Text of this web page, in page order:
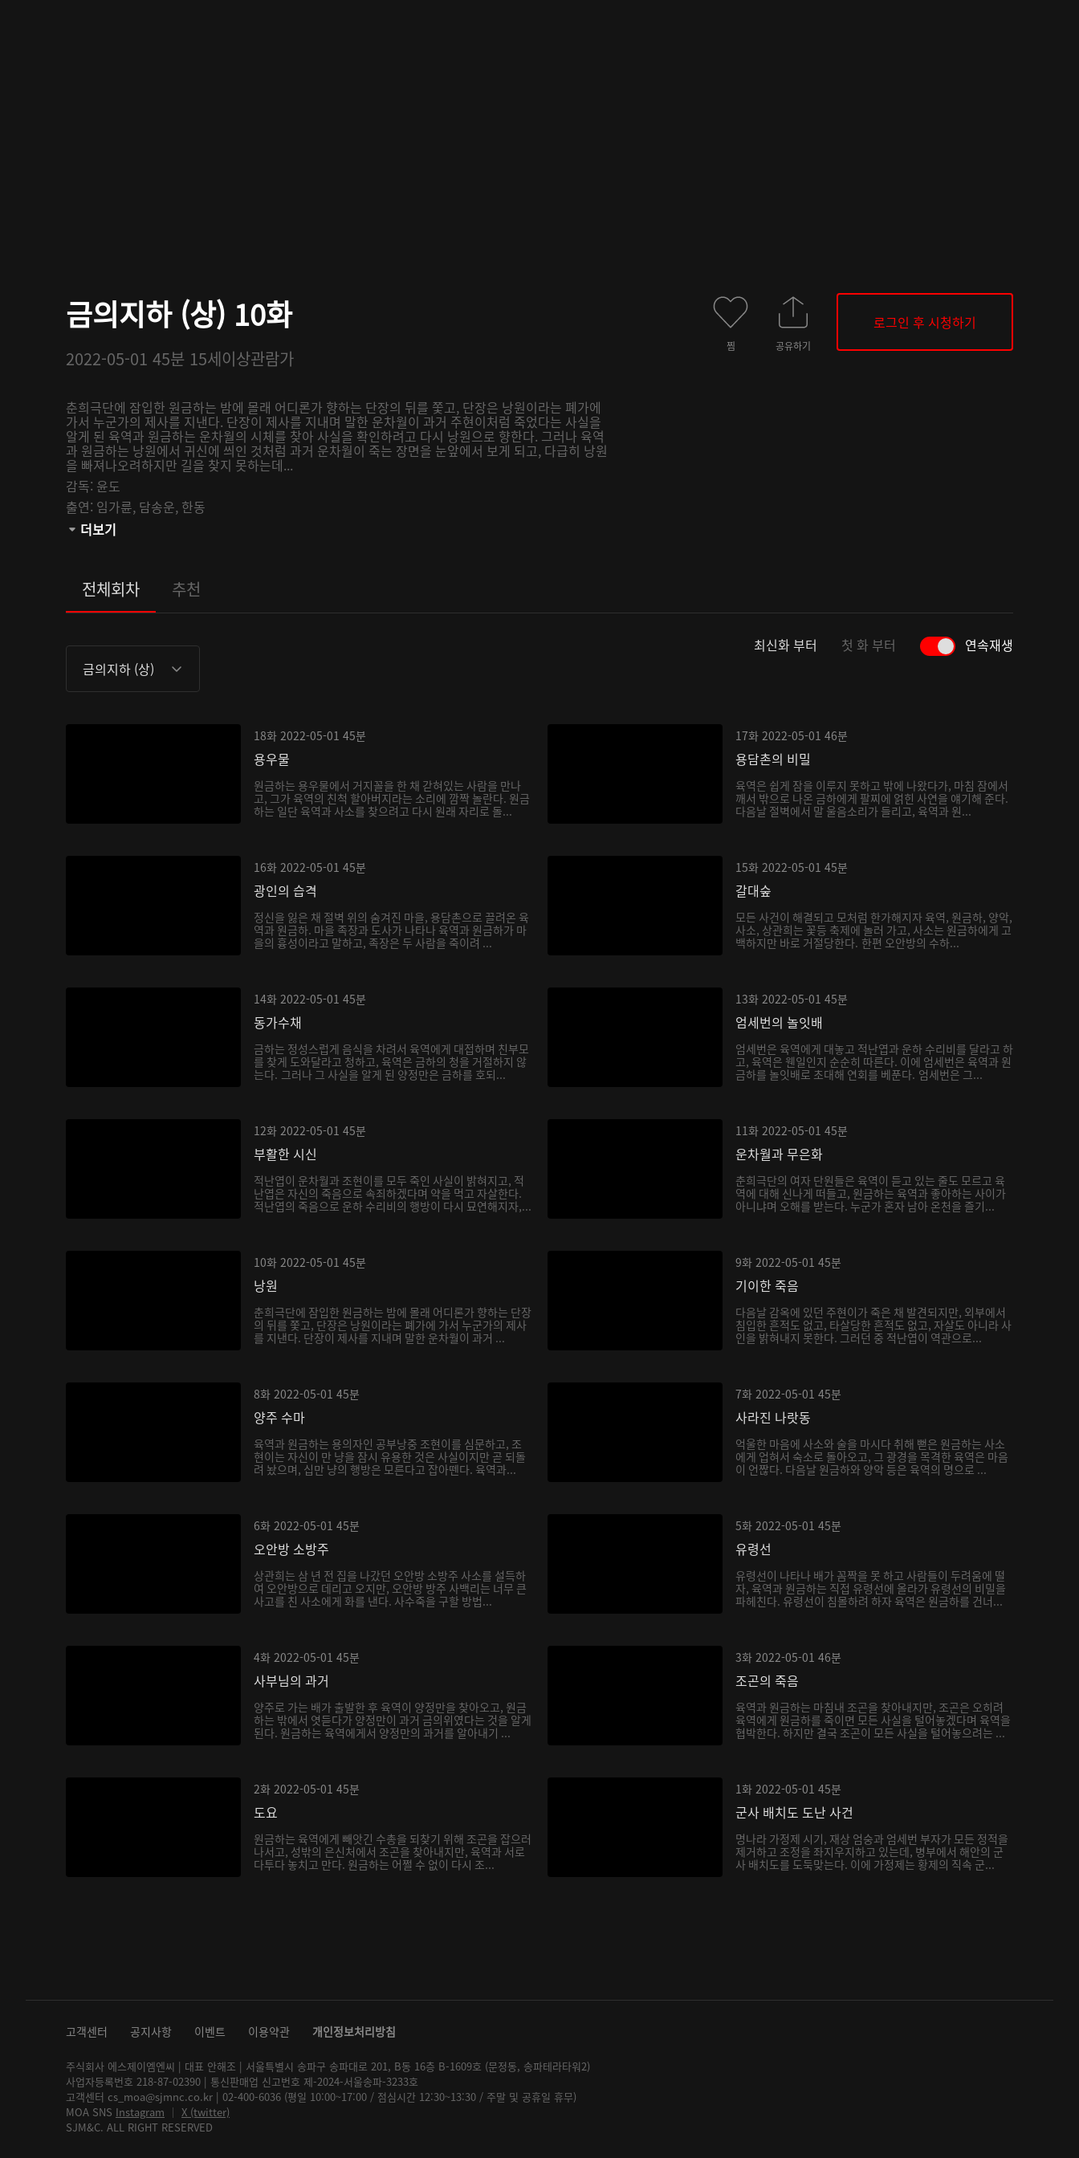
금의지하 (상) 10화
2022-05-01 45분 15세이상관람가
춘희극단에 잠입한 원금하는 밤에 몰래 어디론가 향하는 단장의 뒤를 쫓고, 단장은 낭원이라는 폐가에
가서 누군가의 제사를 지낸다. 단장이 제사를 지내며 말한 운차월이 과거 주현이처럼 죽었다는 사실을
알게 된 육역과 원금하는 운차월의 시체를 찾아 사실을 확인하려고 다시 낭원으로 향한다. 그러나 육역
과 원금하는 낭원에서 귀신에 씌인 것처럼 과거 운차월이 죽는 장면을 눈앞에서 보게 되고, 다급히 낭원
을 빠져나오려하지만 길을 찾지 못하는데...
감독: 윤도
출연: 임가륜, 담송운, 한동
관람등급:
더보기
찜 공유하기
로그인 후 시청하기
전체회차 추천
금의지하 (상)
최신화 부터 첫 화 부터 연속재생
18화 2022-05-01 45분
용우물
원금하는 용우물에서 거지꼴을 한 채 갇혀있는 사람을 만나
고, 그가 육역의 친척 할아버지라는 소리에 깜짝 놀란다. 원금
하는 일단 육역과 사소를 찾으려고 다시 원래 자리로 돌...
17화 2022-05-01 46분
용담촌의 비밀
육역은 쉽게 잠을 이루지 못하고 밖에 나왔다가, 마침 잠에서
깨서 밖으로 나온 금하에게 팔찌에 얽힌 사연을 얘기해 준다.
다음날 절벽에서 말 울음소리가 들리고, 육역과 원...
16화 2022-05-01 45분
광인의 습격
정신을 잃은 채 절벽 위의 숨겨진 마을, 용담촌으로 끌려온 육
역과 원금하. 마을 족장과 도사가 나타나 육역과 원금하가 마
을의 흉성이라고 말하고, 족장은 두 사람을 죽이려 ...
15화 2022-05-01 45분
갈대숲
모든 사건이 해결되고 모처럼 한가해지자 육역, 원금하, 양악,
사소, 상관희는 꽃등 축제에 놀러 가고, 사소는 원금하에게 고
백하지만 바로 거절당한다. 한편 오안방의 수하...
14화 2022-05-01 45분
동가수채
금하는 정성스럽게 음식을 차려서 육역에게 대접하며 친부모
를 찾게 도와달라고 청하고, 육역은 금하의 청을 거절하지 않
는다. 그러나 그 사실을 알게 된 양정만은 금하를 호되...
13화 2022-05-01 45분
엄세번의 놀잇배
엄세번은 육역에게 대놓고 적난엽과 운하 수리비를 달라고 하
고, 육역은 웬일인지 순순히 따른다. 이에 엄세번은 육역과 원
금하를 놀잇배로 초대해 연회를 베푼다. 엄세번은 그...
12화 2022-05-01 45분
부활한 시신
적난엽이 운차월과 조현이를 모두 죽인 사실이 밝혀지고, 적
난엽은 자신의 죽음으로 속죄하겠다며 약을 먹고 자살한다.
적난엽의 죽음으로 운하 수리비의 행방이 다시 묘연해지자,...
11화 2022-05-01 45분
운차월과 무은화
춘희극단의 여자 단원들은 육역이 듣고 있는 줄도 모르고 육
역에 대해 신나게 떠들고, 원금하는 육역과 좋아하는 사이가
아니냐며 오해를 받는다. 누군가 혼자 남아 온천을 즐기...
10화 2022-05-01 45분
낭원
춘희극단에 잠입한 원금하는 밤에 몰래 어디론가 향하는 단장
의 뒤를 쫓고, 단장은 낭원이라는 폐가에 가서 누군가의 제사
를 지낸다. 단장이 제사를 지내며 말한 운차월이 과거 ...
9화 2022-05-01 45분
기이한 죽음
다음날 감옥에 있던 주현이가 죽은 채 발견되지만, 외부에서
침입한 흔적도 없고, 타살당한 흔적도 없고, 자살도 아니라 사
인을 밝혀내지 못한다. 그러던 중 적난엽이 역관으로...
8화 2022-05-01 45분
양주 수마
육역과 원금하는 용의자인 공부낭중 조현이를 심문하고, 조
현이는 자신이 만 냥을 잠시 유용한 것은 사실이지만 곧 되돌
려 놨으며, 십만 냥의 행방은 모른다고 잡아뗀다. 육역과...
7화 2022-05-01 45분
사라진 나랏동
억울한 마음에 사소와 술을 마시다 취해 뻗은 원금하는 사소
에게 업혀서 숙소로 돌아오고, 그 광경을 목격한 육역은 마음
이 언짢다. 다음날 원금하와 양악 등은 육역의 명으로 ...
6화 2022-05-01 45분
오안방 소방주
상관희는 삼 년 전 집을 나갔던 오안방 소방주 사소를 설득하
여 오안방으로 데리고 오지만, 오안방 방주 사백리는 너무 큰
사고를 친 사소에게 화를 낸다. 사수죽을 구할 방법...
5화 2022-05-01 45분
유령선
유령선이 나타나 배가 꼼짝을 못 하고 사람들이 두려움에 떨
자, 육역과 원금하는 직접 유령선에 올라가 유령선의 비밀을
파헤친다. 유령선이 침몰하려 하자 육역은 원금하를 건너...
4화 2022-05-01 45분
사부님의 과거
양주로 가는 배가 출발한 후 육역이 양정만을 찾아오고, 원금
하는 밖에서 엿듣다가 양정만이 과거 금의위였다는 것을 알게
된다. 원금하는 육역에게서 양정만의 과거를 알아내기 ...
3화 2022-05-01 46분
조곤의 죽음
육역과 원금하는 마침내 조곤을 찾아내지만, 조곤은 오히려
육역에게 원금하를 죽이면 모든 사실을 털어놓겠다며 육역을
협박한다. 하지만 결국 조곤이 모든 사실을 털어놓으려는 ...
2화 2022-05-01 45분
도요
원금하는 육역에게 빼앗긴 수총을 되찾기 위해 조곤을 잡으러
나서고, 성밖의 은신처에서 조곤을 찾아내지만, 육역과 서로
다투다 놓치고 만다. 원금하는 어쩔 수 없이 다시 조...
1화 2022-05-01 45분
군사 배치도 도난 사건
명나라 가정제 시기, 재상 엄숭과 엄세번 부자가 모든 정적을
제거하고 조정을 좌지우지하고 있는데, 병부에서 해안의 군
사 배치도를 도둑맞는다. 이에 가정제는 황제의 직속 군...
고객센터 공지사항 이벤트 이용약관 개인정보처리방침
주식회사 에스제이엠엔씨 | 대표 안해조 | 서울특별시 송파구 송파대로 201, B동 16층 B-1609호 (문정동, 송파테라타워2)
사업자등록번호 218-87-02390 | 통신판매업 신고번호 제-2024-서울송파-3233호
고객센터 cs_moa@sjmnc.co.kr | 02-400-6036 (평일 10:00~17:00 / 점심시간 12:30~13:30 / 주말 및 공휴일 휴무)
MOA SNS Instagram │ X (twitter)
SJM&C. ALL RIGHT RESERVED